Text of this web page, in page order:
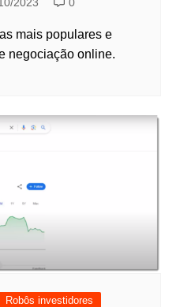
2023 0
mais populares e
negociação online.
Robôs investidores